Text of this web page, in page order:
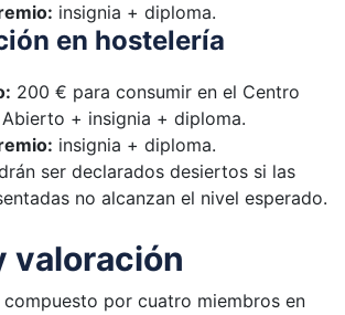
insignia + diploma.
en hostelería
200 € para consumir en el Centro
+ insignia + diploma.
insignia + diploma.
ser declarados desiertos si las
no alcanzan el nivel esperado.
valoración
compuesto por cuatro miembros en